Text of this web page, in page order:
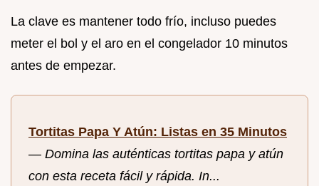
La clave es mantener todo frío, incluso puedes
meter el bol y el aro en el congelador 10 minutos
antes de empezar.
Tortitas Papa Y Atún: Listas en 35 Minutos
— Domina las auténticas tortitas papa y atún
con esta receta fácil y rápida. In...